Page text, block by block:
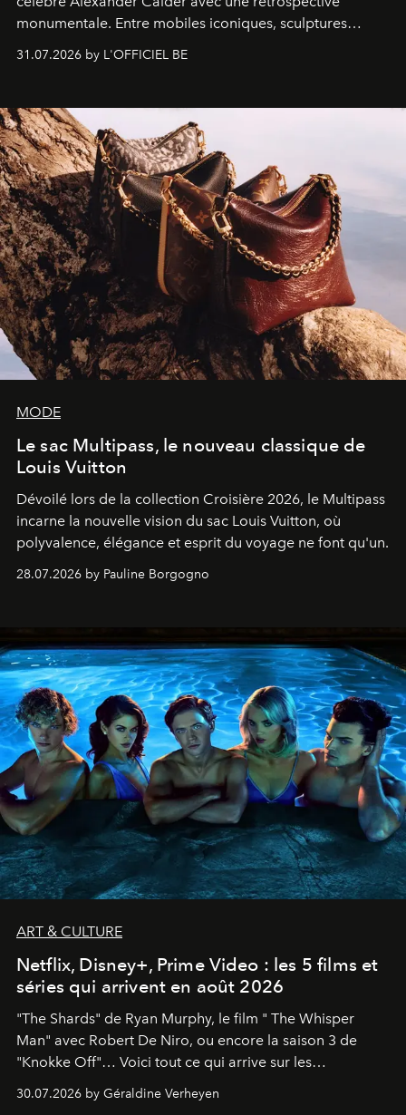
monumentale. Entre mobiles iconiques, sculptures
américain investit les espaces imaginés par Frank Gehry
sculpture.
31.07.2026 by L'OFFICIEL BE
MODE
Le sac Multipass, le nouveau classique de
Louis Vuitton
Dévoilé lors de la collection Croisière 2026, le Multipass
incarne la nouvelle vision du sac Louis Vuitton, où
polyvalence, élégance et esprit du voyage ne font qu'un.
28.07.2026 by Pauline Borgogno
ART & CULTURE
Netflix, Disney+, Prime Video : les 5 films et
séries qui arrivent en août 2026
"The Shards" de Ryan Murphy, le film " The Whisper
Man" avec Robert De Niro, ou encore la saison 3 de
"Knokke Off"… Voici tout ce qui arrive sur les
30.07.2026 by Géraldine Verheyen